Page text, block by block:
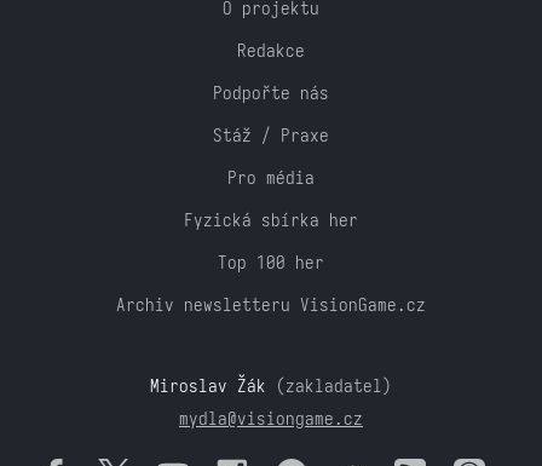
O projektu
Redakce
Podpořte nás
Stáž / Praxe
Pro média
Fyzická sbírka her
Top 100 her
Archiv newsletteru VisionGame.cz
Miroslav Žák (zakladatel)
mydla@visiongame.cz